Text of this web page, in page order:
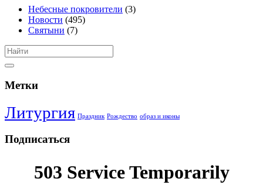
Небесные покровители (3)
Новости (495)
Святыни (7)
Метки
Литургия Праздник Рождество образ и иконы
Подписаться